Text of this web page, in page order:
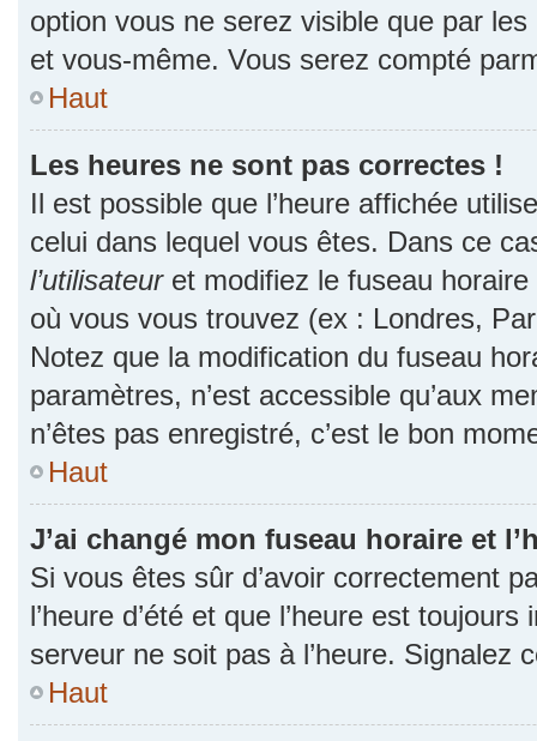
option vous ne serez visible que par
et vous-même. Vous serez compté
Haut
Les heures ne sont pas correctes !
Il est possible que l’heure affichée
celui dans lequel vous êtes. Dans ce
l’utilisateuret modifiez le fuseau horaire
où vous vous trouvez (ex : Londres,
Notez que la modification du fuseau
paramètres, n’est accessible qu’aux
n’êtes pas enregistré, c’est le bon
Haut
J’ai changé mon fuseau horaire et
Si vous êtes sûr d’avoir correctement
l’heure d’été et que l’heure est
serveur ne soit pas à l’heure. Signalez
Haut